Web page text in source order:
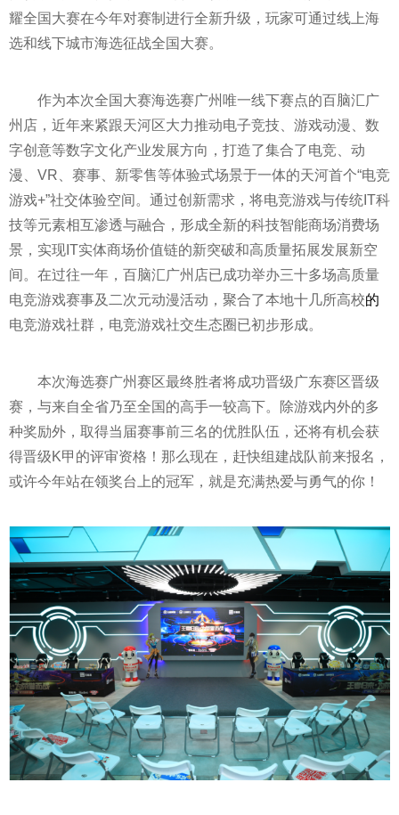
耀全国大赛在今年对赛制进行全新升级，玩家可通过线上海
选和线下城市海选征战全国大赛。
作为本次全国大赛海选赛广州唯一线下赛点的百脑汇广
州店， 近年来紧跟天河区大力推动电子竞技 、游戏动漫、数
字创意等数字文化产业发展方向，打造了集合了电竞、动
漫、VR、赛事、新零售等体验式场景于一体的天河首个“电竞
游戏+”社交体验空间。通过创新需求，将电竞游戏与传统IT科
技等元素相互渗透与融合，形成全新的科技智能商场消费场
景，实现IT实体商场价值链的新突破和高质量拓展发展新空
间。在过往一年，百脑汇广州店已成功举办三十多场高质量
电竞游戏赛事及二次元动漫活动，聚合了本地十几所高校的
电竞游戏社群，电竞游戏社交生态圈已初步形成。
本次海选赛广州赛区最终胜者将成功晋级广东赛区晋级
赛，与来自全省乃至全国的高手一较高下。除游戏内外的多
种奖励外，取得当届赛事前三名的优胜队伍，还将有机会获
得晋级K甲的评审资格！那么现在，赶快组建战队前来报名，
或许今年站在领奖台上的冠军，就是充满热爱与勇气的你！